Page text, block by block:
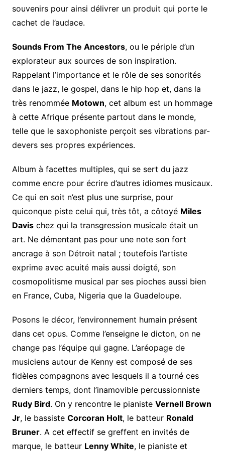
souvenirs pour ainsi délivrer un produit qui porte le
cachet de l’audace.
Sounds From The Ancestors, ou le périple d’un
explorateur aux sources de son inspiration.
Rappelant l’importance et le rôle de ses sonorités
dans le jazz, le gospel, dans le hip hop et, dans la
très renommée Motown, cet album est un hommage
à cette Afrique présente partout dans le monde,
telle que le saxophoniste perçoit ses vibrations par-
devers ses propres expériences.
Album à facettes multiples, qui se sert du jazz
comme encre pour écrire d’autres idiomes musicaux.
Ce qui en soit n’est plus une surprise, pour
quiconque piste celui qui, très tôt, a côtoyé Miles
Davischez qui la transgression musicale était un
art. Ne démentant pas pour une note son fort
ancrage à son Détroit natal ; toutefois l’artiste
exprime avec acuité mais aussi doigté, son
cosmopolitisme musical par ses pioches aussi bien
en France, Cuba, Nigeria que la Guadeloupe.
Posons le décor, l’environnement humain présent
dans cet opus. Comme l’enseigne le dicton, on ne
change pas l’équipe qui gagne. L’aréopage de
musiciens autour de Kenny est composé de ses
fidèles compagnons avec lesquels il a tourné ces
derniers temps, dont l’inamovible percussionniste
Rudy Bird. On y rencontre le pianiste Vernell Brown
Jr, le bassiste Corcoran Holt, le batteur Ronald
Bruner. A cet effectif se greffent en invités de
marque, le batteur Lenny White, le pianiste et